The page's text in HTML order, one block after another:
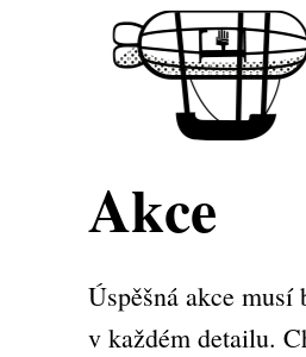
Akce
Úspěšná akce musí
v každém detailu.